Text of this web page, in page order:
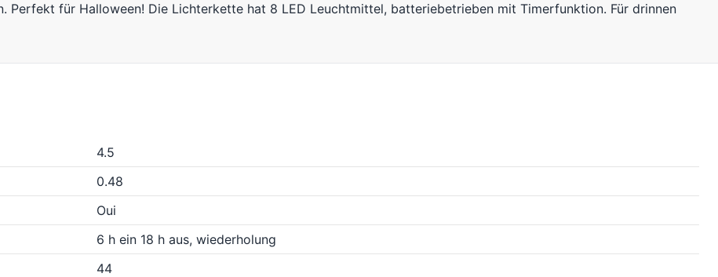
Perfekt für Halloween! Die Lichterkette hat 8 LED Leuchtmittel, batteriebetrieben mit Timerfunktion. Für drinnen
4.5
0.48
Oui
6 h ein 18 h aus, wiederholung
44